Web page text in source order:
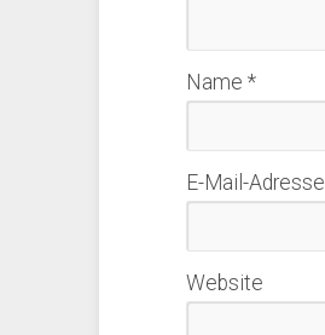
Name *
E-Mail-Adresse
Website